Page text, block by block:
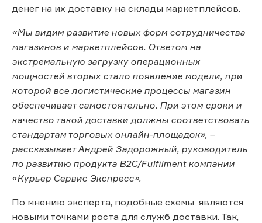
денег на их доставку на склады маркетплейсов.
«Мы видим развитие новых форм сотрудничества
магазинов и маркетплейсов. Ответом на
экстремальную загрузку операционных
мощностей вторых стало появление модели, при
которой все логистические процессы магазин
обеспечивает самостоятельно. При этом сроки и
качество такой доставки должны соответствовать
стандартам торговых онлайн-площадок», –
рассказывает Андрей Задорожный, руководитель
по развитию продукта B2C/Fulfilment компании
«Курьер Сервис Экспресс».
По мнению эксперта, подобные схемы являются
новыми точками роста для служб доставки. Так,